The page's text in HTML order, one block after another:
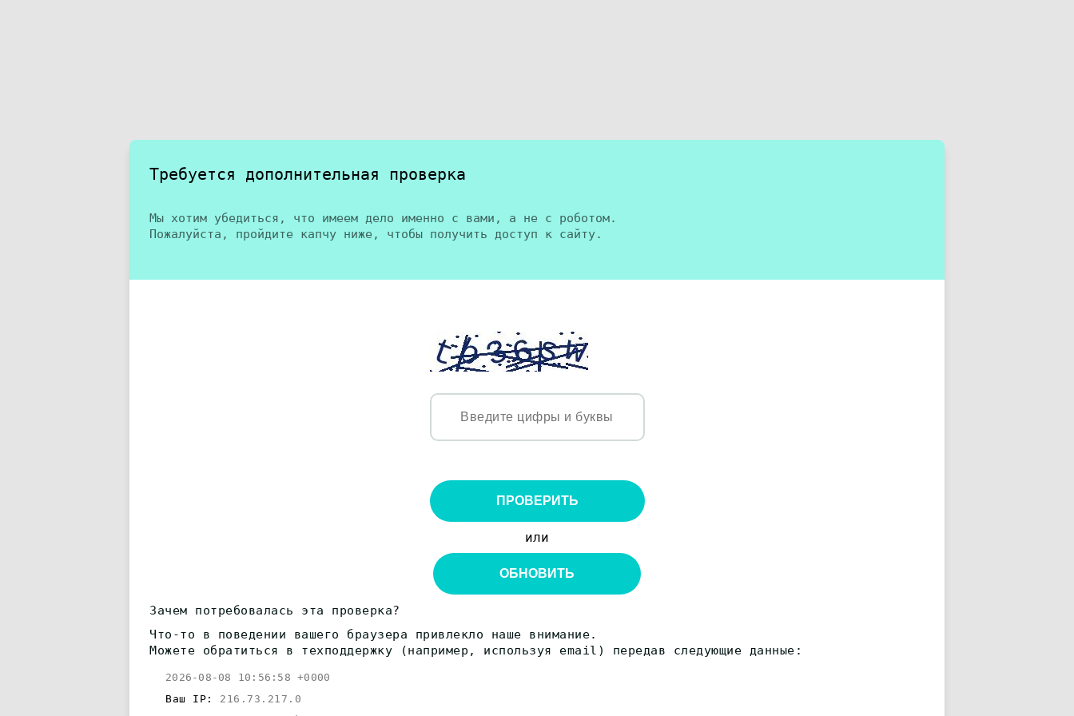
Требуется дополнительная проверка
Мы хотим убедиться, что имеем дело именно с вами, а не с роботом.
Пожалуйста, пройдите капчу ниже, чтобы получить доступ к сайту.
ПРОВЕРИТЬ
или
ОБНОВИТЬ
Зачем потребовалась эта проверка?
Что-то в поведении вашего браузера привлекло наше внимание.
Можете обратиться в техподдержку (например, используя email) передав следующие данные:
2026-08-08 10:56:58 +0000
Ваш IP: 216.73.217.0